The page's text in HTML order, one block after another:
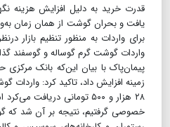
قدرت خرید به دلیل افزایش هزینه
یافت و بحران گوشت از همان زمان
برای واردات به منظور تنظیم بازار
واردات گوشت گرم گوساله و گوسفند
پیمان‌پاک با بیان این‌که بانک
زمینه افزایش داد، تاکید کرد:
۲۸ هزار و ۵۰۰ تومانی
خصوصی گرفتیم، نتیجه بر آن شد که